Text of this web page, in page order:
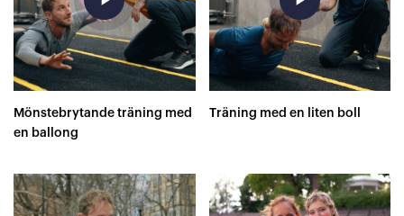
Mönstebrytande träning med
en ballong
Träning med en liten boll